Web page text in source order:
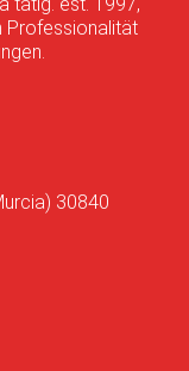
Professionalität
30840